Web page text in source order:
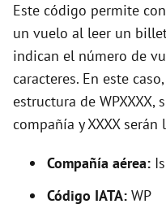
Este código permite
un vuelo al leer un
indican el número de
caracteres. En este
estructura de
compañía y XXXX
Compañía aérea:
Código IATA: WP